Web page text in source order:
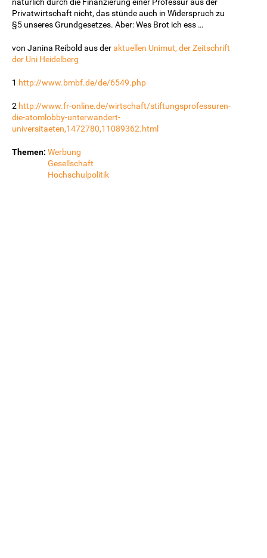
Privatwirtschaft nicht, das stünde auch in Widerspruch zu
§5 unseres Grundgesetzes. Aber: Wes Brot ich ess …
von Janina Reibold aus deraktuellen Unimut, der Zeitschrift
der Uni Heidelberg
1 http://www.bmbf.de/de/6549.php
2 http://www.fr-online.de/wirtschaft/stiftungsprofessuren-
die-atomlobby-unterwandert-
universitaeten,1472780,11089362.html
Themen: Werbung
Gesellschaft
Hochschulpolitik